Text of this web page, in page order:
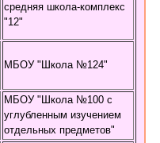
средняя школа-комплекс
"12"
МБОУ "Школа №124"
МБОУ "Школа №100 с
углубленным изучением
отдельных предметов"